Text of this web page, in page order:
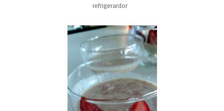
refrigerardor